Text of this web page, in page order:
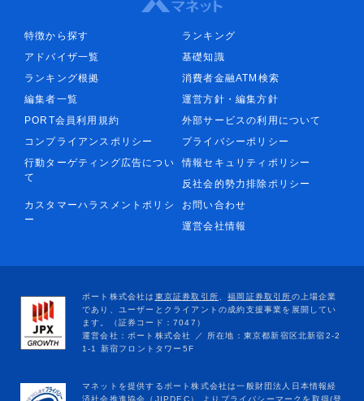
特徴から探す
ランキング
アドバイザ一覧
基礎知識
ランキング根拠
消費者金融ATM検索
編集者一覧
運営方針・編集方針
PORT会員利用規約
外部サービスの利用について
コンプライアンスポリシー
プライバシーポリシー
行動ターゲティング広告につい
て
情報セキュリティポリシー
反社会的勢力排除ポリシー
カスタマーハラスメントポリシ
ー
お問い合わせ
運営会社情報